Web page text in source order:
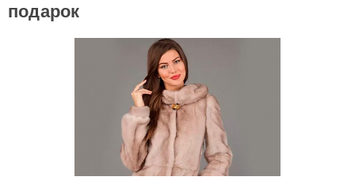
подарок